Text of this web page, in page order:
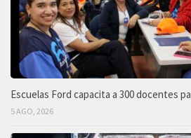
Escuelas Ford capacita a 300 docentes
5 AGO, 2026